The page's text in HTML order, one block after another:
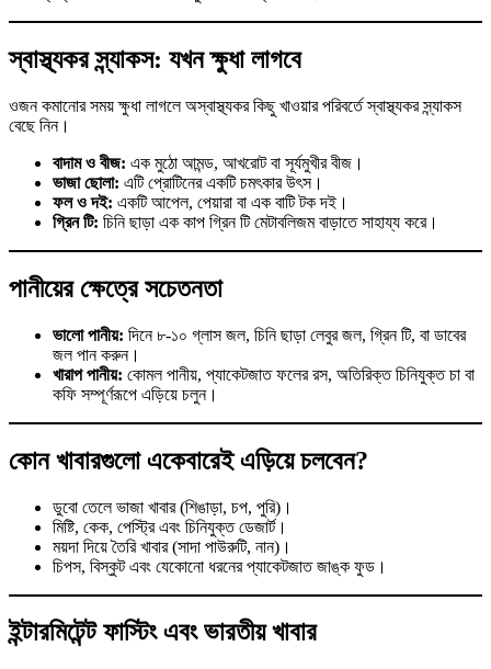
স্বাস্থ্যকর স্ন্যাকস: যখন ক্ষুধা লাগবে
ওজন কমানোর সময় ক্ষুধা লাগলে অস্বাস্থ্যকর কিছু খাওয়ার পরিবর্তে স্বাস্থ্যকর স্ন্যাকস
বেছে নিন।
বাদাম ও বীজ: এক মুঠো আমন্ড, আখরোট বা সূর্যমুখীর বীজ।
ভাজা ছোলা: এটি প্রোটিনের একটি চমৎকার উৎস।
ফল ও দই: একটি আপেল, পেয়ারা বা এক বাটি টক দই।
গ্রিন টি: চিনি ছাড়া এক কাপ গ্রিন টি মেটাবলিজম বাড়াতে সাহায্য করে।
পানীয়ের ক্ষেত্রে সচেতনতা
ভালো পানীয়: দিনে ৮-১০ গ্লাস জল, চিনি ছাড়া লেবুর জল, গ্রিন টি, বা ডাবের
জল পান করুন।
খারাপ পানীয়: কোমল পানীয়, প্যাকেটজাত ফলের রস, অতিরিক্ত চিনিযুক্ত চা বা
কফি সম্পূর্ণরূপে এড়িয়ে চলুন।
কোন খাবারগুলো একেবারেই এড়িয়ে চলবেন?
ডুবো তেলে ভাজা খাবার (শিঙাড়া, চপ, পুরি)।
মিষ্টি, কেক, পেস্ট্রি এবং চিনিযুক্ত ডেজার্ট।
ময়দা দিয়ে তৈরি খাবার (সাদা পাউরুটি, নান)।
চিপস, বিস্কুট এবং যেকোনো ধরনের প্যাকেটজাত জাঙ্ক ফুড।
ইন্টারমিটেন্ট ফাস্টিং এবং ভারতীয় খাবার